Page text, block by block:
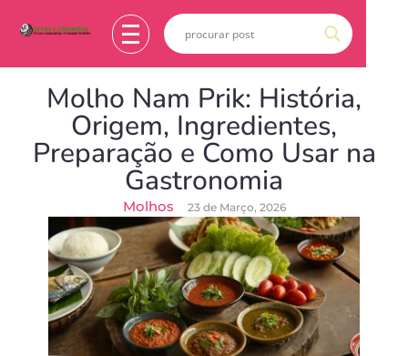
Molho Nam Prik: História,
Origem, Ingredientes,
Preparação e Como Usar na
Gastronomia
Molhos 23 de Março, 2026